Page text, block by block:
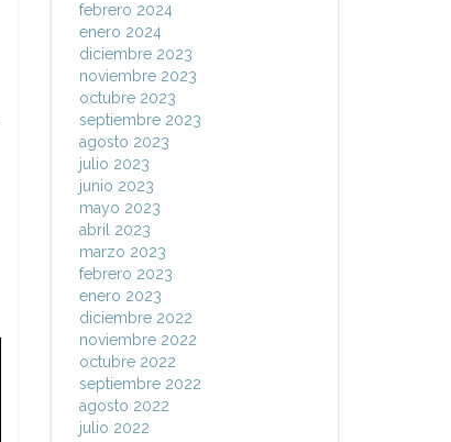
febrero 2024
enero 2024
diciembre 2023
noviembre 2023
octubre 2023
septiembre 2023
agosto 2023
julio 2023
junio 2023
mayo 2023
abril 2023
marzo 2023
febrero 2023
enero 2023
diciembre 2022
noviembre 2022
octubre 2022
septiembre 2022
agosto 2022
julio 2022